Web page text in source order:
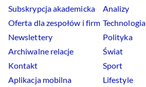
Subskrypcja akademicka
Oferta dla zespołów i firm
Newslettery
Archiwalne relacje
Kontakt
Aplikacja mobilna
Analizy
Technologia
Polityka
Świat
Sport
Lifestyle